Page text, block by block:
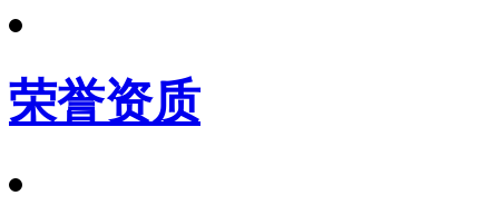
荣誉资质